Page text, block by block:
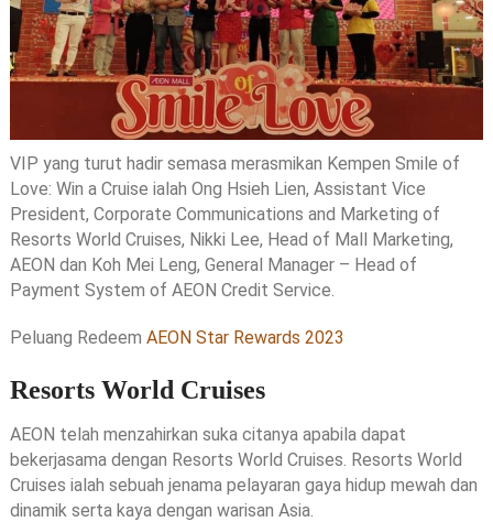
VIP yang turut hadir semasa merasmikan Kempen Smile of
Love: Win a Cruise ialah Ong Hsieh Lien, Assistant Vice
President, Corporate Communications and Marketing of
Resorts World Cruises, Nikki Lee, Head of Mall Marketing,
AEON dan Koh Mei Leng, General Manager – Head of
Payment System of AEON Credit Service.
Peluang Redeem AEON Star Rewards 2023
Resorts World Cruises
AEON telah menzahirkan suka citanya apabila dapat
bekerjasama dengan Resorts World Cruises. Resorts World
Cruises ialah sebuah jenama pelayaran gaya hidup mewah dan
dinamik serta kaya dengan warisan Asia.